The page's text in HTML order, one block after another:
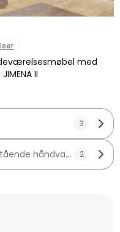
med
II
3
håndvask i keramik
2